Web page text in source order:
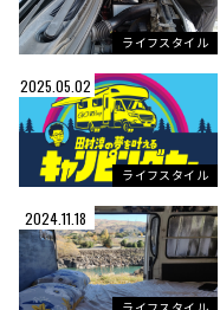
ライフスタイル
2025.05.02
ライフスタイル
2024.11.18